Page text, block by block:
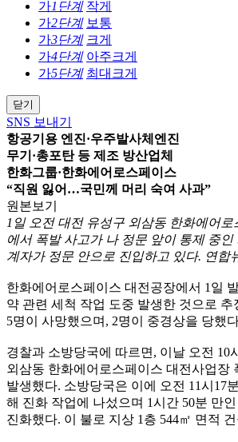
가1단계 작게
가2단계 보통
가3단계 크게
가4단계 아주크게
가5단계 최대크게
닫기
SNS 보내기
항공기용 엔진·우주발사체엔진
무기·총포탄 등 제조 방산업체
한화그룹·한화에어로스페이스
“직원 잃어…국민께 머리 숙여 사과”
원본보기
1일 오전 대전 유성구 외삼동 한화에어
에서 폭발 사고가 나 정문 앞이 통제 중
계자가 정문 안으로 진입하고 있다. 연합
한화에어로스페이스 대전공장에서 1일
약 관련 세척 작업 도중 발생한 것으로 추
5명이 사망했으며, 2명이 중경상을 당했
경찰과 소방당국에 따르면, 이날 오전 10
외삼동 한화에어로스페이스 대전사업장
발생했다. 소방당국은 이에 오전 11시17
해 진화 작업에 나섰으며 1시간 50분 만
진화했다. 이 불로 지상 1층 544㎡ 면적